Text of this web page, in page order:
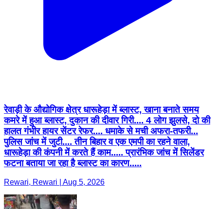
रेवाड़ी के औद्योगिक क्षेत्र धारूहेड़ा में ब्लास्ट, खाना बनाते समय
कमरे में हुआ ब्लास्ट, दुकान की दीवार गिरी.... 4 लोग झुलसे, दो की
हालत गंभीर हायर सेंटर रेफर.... धमाके से मची अफरा-तफरी...
पुलिस जांच में जुटी.... तीन बिहार व एक एमपी का रहने वाला,
धारूहेड़ा की कंपनी में करते हैं काम..... प्रारंभिक जांच में सिलेंडर
फटना बताया जा रहा है ब्लास्ट का कारण.....
Rewari, Rewari | Aug 5, 2026